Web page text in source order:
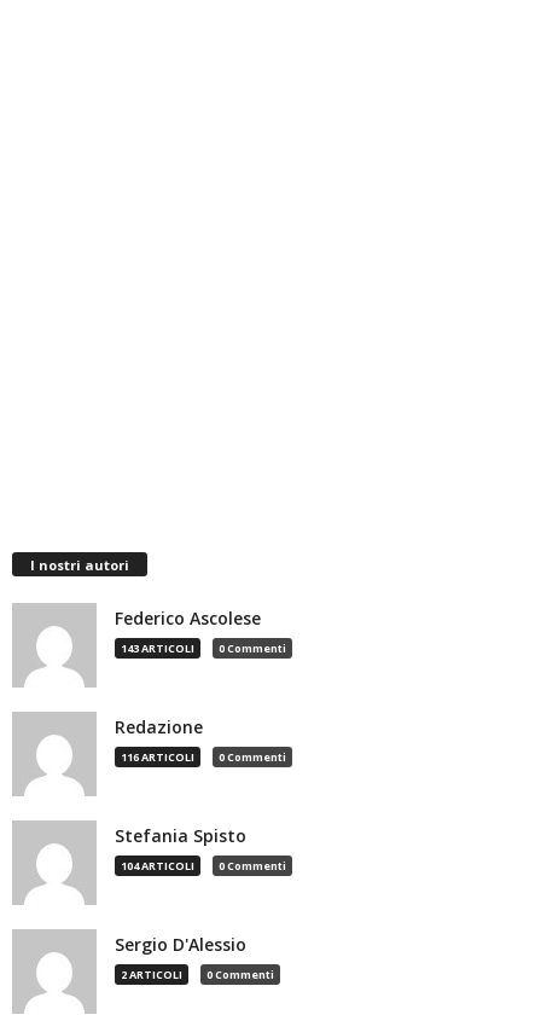
I nostri autori
Federico Ascolese
143 ARTICOLI 0 Commenti
Redazione
116 ARTICOLI 0 Commenti
Stefania Spisto
104 ARTICOLI 0 Commenti
Sergio D'Alessio
2 ARTICOLI 0 Commenti